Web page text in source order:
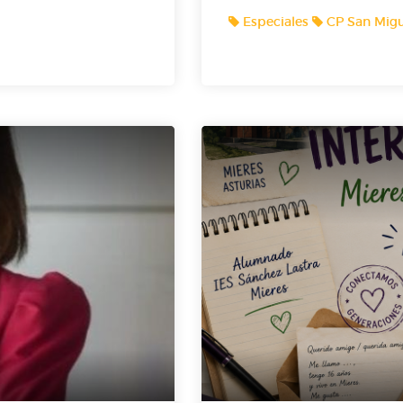
Real Oviedo
Especiales CP San